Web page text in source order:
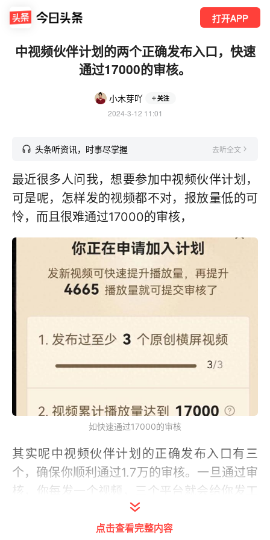
打开APP
中视频伙伴计划的两个正确发布入口，快速
通过17000的审核。
小木芽吖 关注
2024-3-12 11:01
头条听资讯，时事尽掌握 去听全文
最近很多人问我，想要参加中视频伙伴计划，
可是呢，怎样发的视频都不对，报放量低的可
怜，而且很难通过17000的审核，
如快速通过17000的审核
其实呢中视频伙伴计划的正确发布入口有三
个，确保你顺利通过1.7万的审核。一旦通过审
核，你每发一个视频，三个平台就会给你发工
资。可是我发现很多人到现在都不清楚哪个才
是真正的发布入口。发出去的视频播放量也不
点击查看完整内容